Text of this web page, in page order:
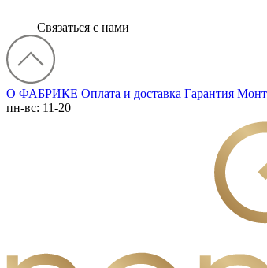
Связаться с нами
О ФАБРИКЕ Оплата и доставка Гарантия
пн-вс: 11-20